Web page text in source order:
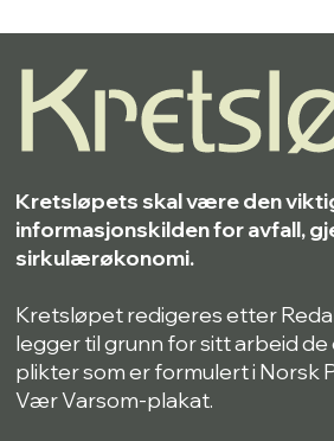
Kretsløpets skal være den
informasjonskilden for avfall,
sirkulærøkonomi.
Kretsløpet redigeres etter
legger til grunn for sitt arbeid
plikter som er formulert i Norsk
Vær Varsom-plakat.